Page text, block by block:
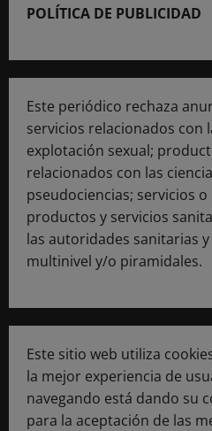
POLÍTICA DE PUBLICIDAD
Este periódico rechaza
servicios relacionados con
explotación sexual;
relacionados con las
pseudociencias; servicios
productos y servicios
las autoridades sanitarias
multinivel y/o piramidales.
Este sitio web utiliza
la mejor experiencia de
navegando está dando su
para la aceptación de las